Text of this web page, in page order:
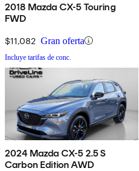
2018 Mazda CX-5 Touring
FWD
$11,082 Gran oferta
Incluye tarifas de conc.
2024 Mazda CX-5 2.5 S
Carbon Edition AWD